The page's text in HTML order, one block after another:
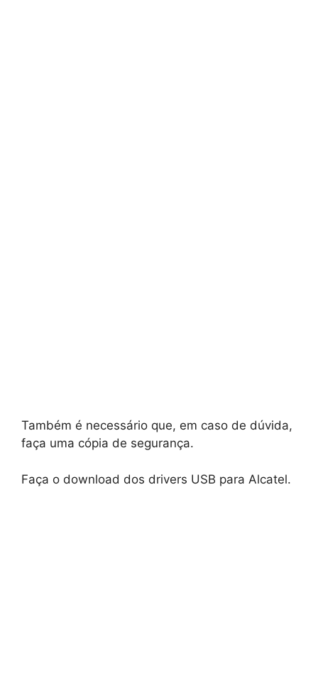
Também é necessário que, em caso de dúvida,
faça uma cópia de segurança.
Faça o download dos drivers USB para Alcatel.